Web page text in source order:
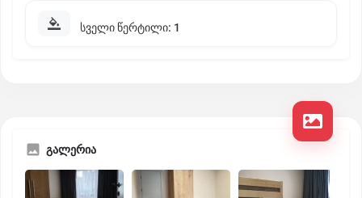
სველი წერტილი: 1
გალერია